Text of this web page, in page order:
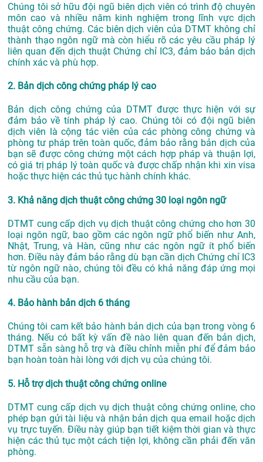
Chúng tôi sở hữu đội ngũ biên dịch viên có trình độ chuyên
môn cao và nhiều năm kinh nghiệm trong lĩnh vực dịch
thuật công chứng. Các biên dịch viên của DTMT không chỉ
thành thạo ngôn ngữ mà còn hiểu rõ các yêu cầu pháp lý
liên quan đến dịch thuật Chứng chỉ IC3, đảm bảo bản dịch
chính xác và phù hợp.
2. Bản dịch công chứng pháp lý cao
Bản dịch công chứng của DTMT được thực hiện với sự
đảm bảo về tính pháp lý cao. Chúng tôi có đội ngũ biên
dịch viên là cộng tác viên của các phòng công chứng và
phòng tư pháp trên toàn quốc, đảm bảo rằng bản dịch của
bạn sẽ được công chứng một cách hợp pháp và thuận lợi,
có giá trị pháp lý toàn quốc và được chấp nhận khi xin visa
hoặc thực hiện các thủ tục hành chính khác.
3. Khả năng dịch thuật công chứng 30 loại ngôn ngữ
DTMT cung cấp dịch vụ dịch thuật công chứng cho hơn 30
loại ngôn ngữ, bao gồm các ngôn ngữ phổ biến như Anh,
Nhật, Trung, và Hàn, cũng như các ngôn ngữ ít phổ biến
hơn. Điều này đảm bảo rằng dù bạn cần dịch Chứng chỉ IC3
từ ngôn ngữ nào, chúng tôi đều có khả năng đáp ứng mọi
nhu cầu của bạn.
4. Bảo hành bản dịch 6 tháng
Chúng tôi cam kết bảo hành bản dịch của bạn trong vòng 6
tháng. Nếu có bất kỳ vấn đề nào liên quan đến bản dịch,
DTMT sẵn sàng hỗ trợ và điều chỉnh miễn phí để đảm bảo
bạn hoàn toàn hài lòng với dịch vụ của chúng tôi.
5. Hỗ trợ dịch thuật công chứng online
DTMT cung cấp dịch vụ dịch thuật công chứng online, cho
phép bạn gửi tài liệu và nhận bản dịch qua email hoặc dịch
vụ trực tuyến. Điều này giúp bạn tiết kiệm thời gian và thực
hiện các thủ tục một cách tiện lợi, không cần phải đến văn
phòng.